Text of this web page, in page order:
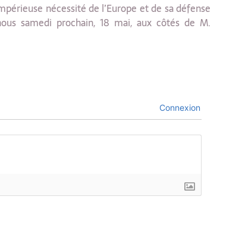
nécessité de l’Europe et de sa défense
samedi prochain, 18 mai, aux côtés de M.
Connexion